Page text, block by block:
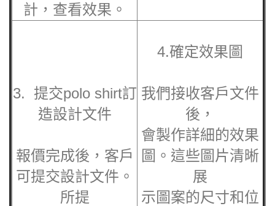
計，查看效果。
3. 提交polo shirt訂
造設計文件
報價完成後，客戶
可提交設計文件。
所提
4.確定效果圖
我們接收客戶文件
後，
會製作詳細的效果
圖。這些圖片清晰
展
示圖案的尺寸和位